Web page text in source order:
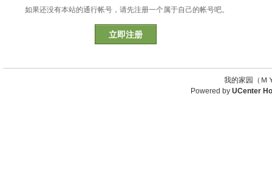
如果还没有本站的通行帐号，请先注册一个属于自己的帐号吧。
立即注册
我的家园（
Powered by UCenter